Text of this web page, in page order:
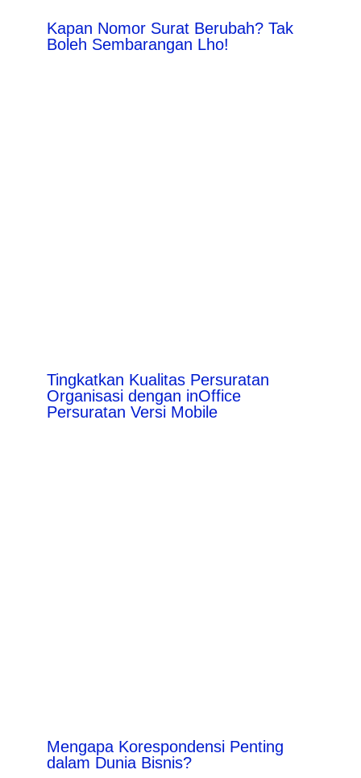
Kapan Nomor Surat Berubah? Tak
Boleh Sembarangan Lho!
Tingkatkan Kualitas Persuratan
Organisasi dengan inOffice
Persuratan Versi Mobile
Mengapa Korespondensi Penting
dalam Dunia Bisnis?